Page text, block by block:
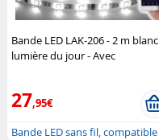
Bande LED LAK-206 - 2 m blanc
lumière du jour - Avec
27,95€
Bande LED sans fil, compatible